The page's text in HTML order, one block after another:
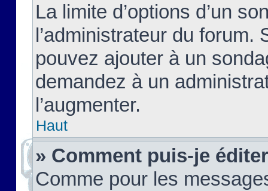
La limite d’options d’un
l’administrateur du forum.
pouvez ajouter à un
demandez à un
l’augmenter.
Haut
» Comment puis-je
Comme pour les